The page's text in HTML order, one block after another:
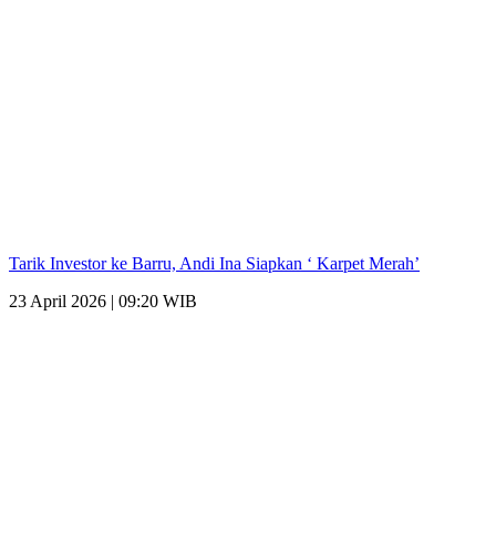
Tarik Investor ke Barru, Andi Ina Siapkan ‘ Karpet Merah’
23 April 2026 | 09:20 WIB